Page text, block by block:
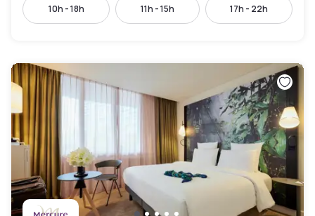
10h - 18h 11h - 15h 17h - 22h